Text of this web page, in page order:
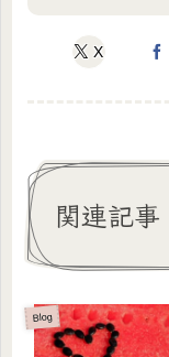
X
関連記事
Blog